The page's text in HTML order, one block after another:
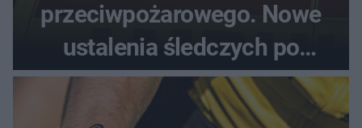
przeciwpożarowego. Nowe
ustalenia śledczych po
dramatycznej akcji